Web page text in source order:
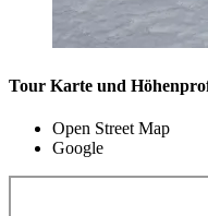
Tour Karte und
Open Street Map
Google